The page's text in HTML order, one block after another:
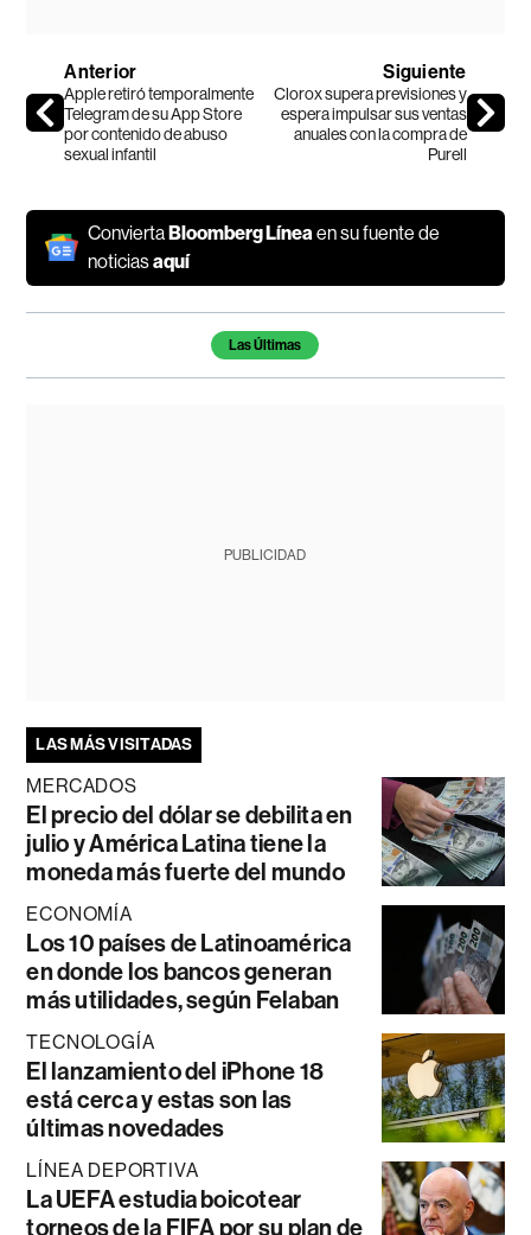
Anterior
Apple retiró temporalmente
Telegram de su App Store
por contenido de abuso
sexual infantil
Siguiente
Clorox supera previsiones y
espera impulsar sus ventas
anuales con la compra de
Purell
ConviertaBloomberg Línea en su fuente de
noticiasaquí
Temas de este artículoLas Últimas
PUBLICIDAD
LAS MÁS VISITADAS
MERCADOS
El precio del dólar se debilita en
julio y América Latina tiene la
moneda más fuerte del mundo
ECONOMÍA
Los 10 países de Latinoamérica
en donde los bancos generan
más utilidades, según Felaban
TECNOLOGÍA
El lanzamiento del iPhone 18
está cerca y estas son las
últimas novedades
LÍNEA DEPORTIVA
La UEFA estudia boicotear
torneos de la FIFA por su plan de